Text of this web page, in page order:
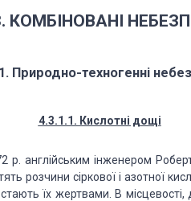
КОМБІНОВАНІ
Природно-техногенні
4.3.1.1. Кислотні дощі
р. англійським інженером
розчини сіркової і азотної
їх жертвами. В місцевості,